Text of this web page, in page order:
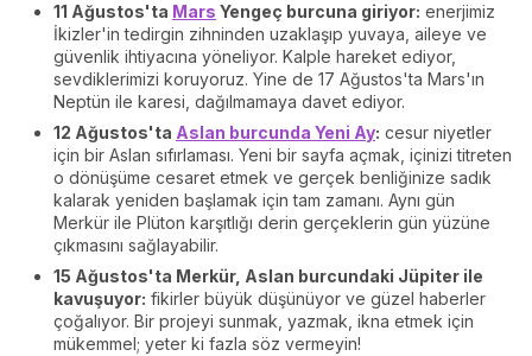
11 Ağustos'ta Mars Yengeç burcuna giriyor: enerjimiz
İkizler'in tedirgin zihninden uzaklaşıp yuvaya, aileye ve
güvenlik ihtiyacına yöneliyor. Kalple hareket ediyor,
sevdiklerimizi koruyoruz. Yine de 17 Ağustos'ta Mars'ın
Neptün ile karesi, dağılmamaya davet ediyor.
12 Ağustos'ta Aslan burcunda Yeni Ay: cesur niyetler
için bir Aslan sıfırlaması. Yeni bir sayfa açmak, içinizi titreten
o dönüşüme cesaret etmek ve gerçek benliğinize sadık
kalarak yeniden başlamak için tam zamanı. Aynı gün
Merkür ile Plüton karşıtlığı derin gerçeklerin gün yüzüne
çıkmasını sağlayabilir.
15 Ağustos'ta Merkür, Aslan burcundaki Jüpiter ile
kavuşuyor: fikirler büyük düşünüyor ve güzel haberler
çoğalıyor. Bir projeyi sunmak, yazmak, ikna etmek için
mükemmel; yeter ki fazla söz vermeyin!